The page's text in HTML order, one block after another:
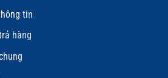
tin
hàng